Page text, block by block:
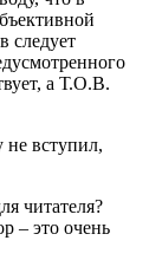
следует
а Т.О.В.
не вступил,
читателя?
– это очень